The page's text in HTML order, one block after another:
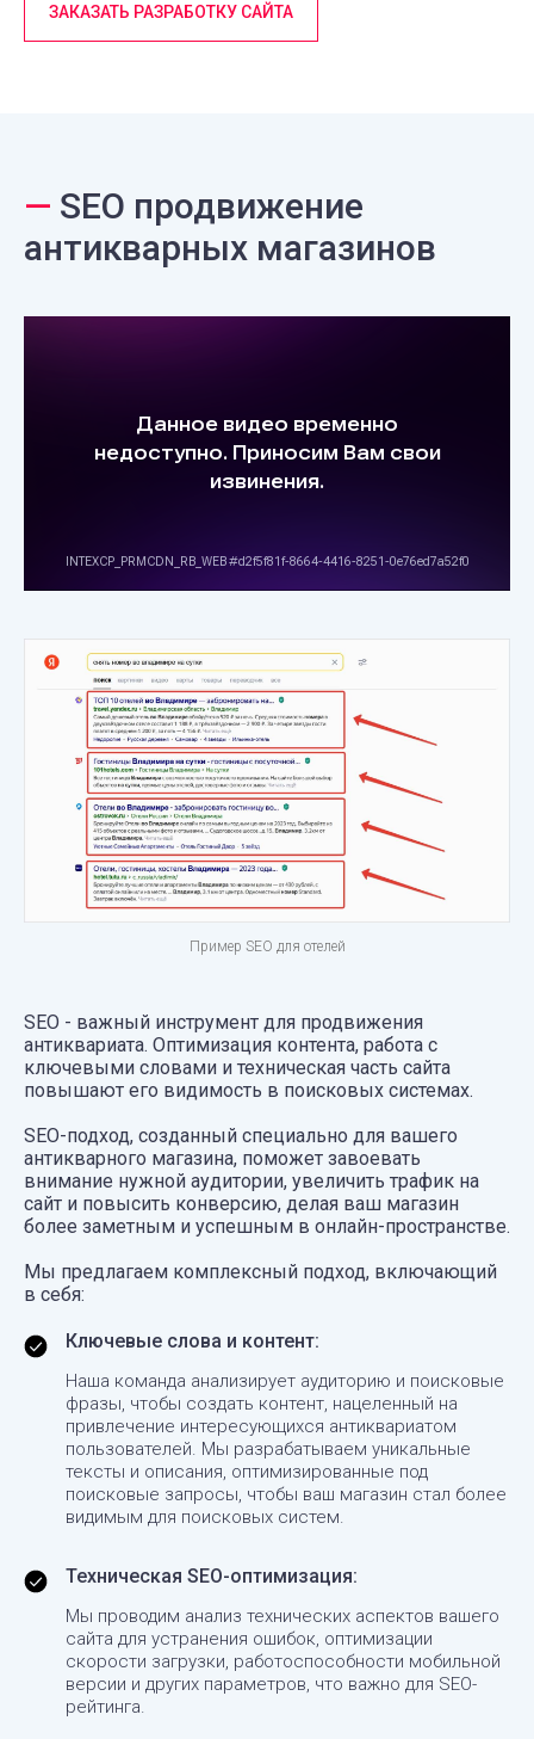
ЗАКАЗАТЬ РАЗРАБОТКУ САЙТА
— SEO продвижение
антикварных магазинов
Пример SEO для отелей
SEO - важный инструмент для продвижения
антиквариата. Оптимизация контента, работа с
ключевыми словами и техническая часть сайта
повышают его видимость в поисковых системах.
SEO-подход, созданный специально для вашего
антикварного магазина, поможет завоевать
внимание нужной аудитории, увеличить трафик на
сайт и повысить конверсию, делая ваш магазин
более заметным и успешным в онлайн-пространстве.
Мы предлагаем комплексный подход, включающий
в себя:
Ключевые слова и контент:
Наша команда анализирует аудиторию и поисковые
фразы, чтобы создать контент, нацеленный на
привлечение интересующихся антиквариатом
пользователей. Мы разрабатываем уникальные
тексты и описания, оптимизированные под
поисковые запросы, чтобы ваш магазин стал более
видимым для поисковых систем.
Техническая SEO-оптимизация:
Мы проводим анализ технических аспектов вашего
сайта для устранения ошибок, оптимизации
скорости загрузки, работоспособности мобильной
версии и других параметров, что важно для SEO-
рейтинга.